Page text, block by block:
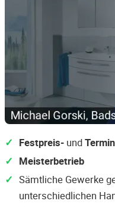
Festpreis- und
Meisterbetrieb
Sämtliche Gewerke
unterschiedlichen